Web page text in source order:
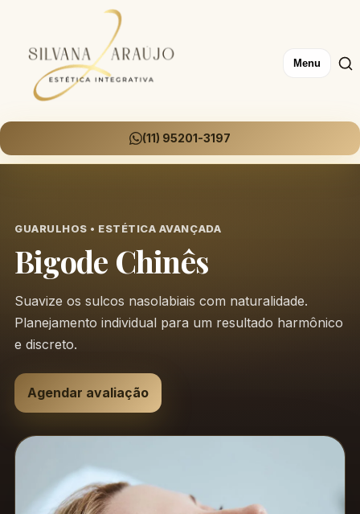
Menu
(11) 95201-3197
GUARULHOS • ESTÉTICA AVANÇADA
Bigode Chinês
Suavize os sulcos nasolabiais com naturalidade.
Planejamento individual para um resultado harmônico
e discreto.
Agendar avaliação